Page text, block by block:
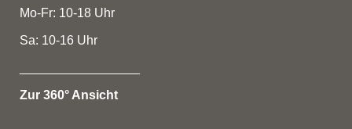
Mo-Fr: 10-18 Uhr
Sa: 10-16 Uhr
Zur 360° Ansicht